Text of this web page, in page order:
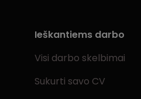
Ieškantiems darbo
Visi darbo skelbimai
Sukurti savo CV